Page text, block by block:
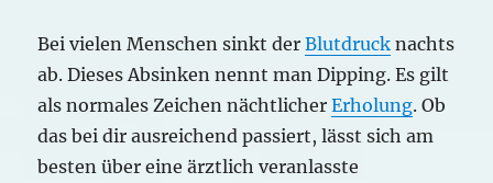
Bei vielen Menschen sinkt derBlutdruck nachts
ab. Dieses Absinken nennt man Dipping. Es gilt
als normales Zeichen nächtlicherErholung. Ob
das bei dir ausreichend passiert, lässt sich am
besten über eine ärztlich veranlasste